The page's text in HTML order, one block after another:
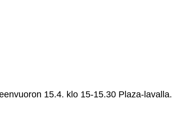
15.4. klo 15-15.30 Plaza-lavalla.